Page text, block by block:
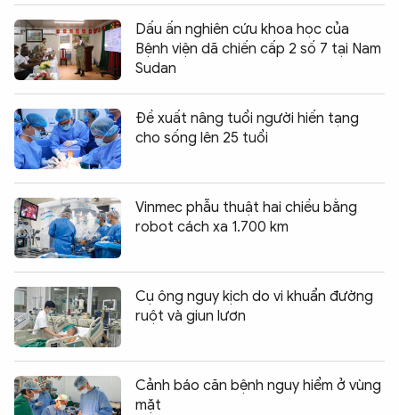
Dấu ấn nghiên cứu khoa học của
Bệnh viện dã chiến cấp 2 số 7 tại Nam
Sudan
Đề xuất nâng tuổi người hiến tạng
cho sống lên 25 tuổi
Vinmec phẫu thuật hai chiều bằng
robot cách xa 1.700 km
Cụ ông nguy kịch do vi khuẩn đường
ruột và giun lươn
Cảnh báo căn bệnh nguy hiểm ở vùng
mặt